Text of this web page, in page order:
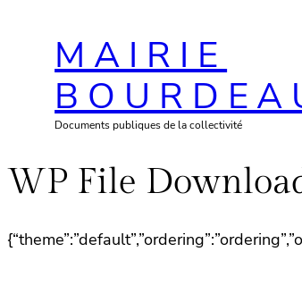
contenuMAIRIE
Documents publiques de la collectivité
WP File